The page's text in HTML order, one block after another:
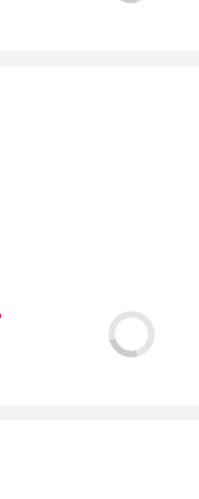
preferente
Foro y Palatino
tour